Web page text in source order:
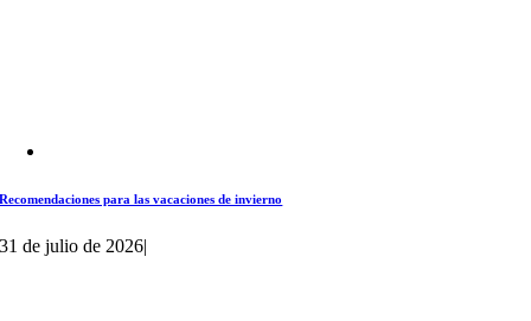
Recomendaciones para las vacaciones de invierno
31 de julio de 2026|